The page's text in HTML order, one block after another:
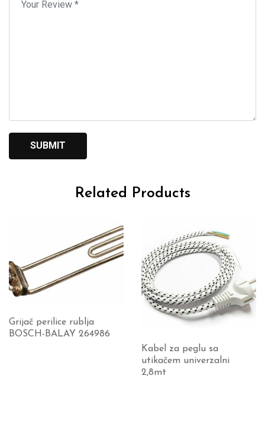
Related Products
Grijač perilice rublja
BOSCH-BALAY 264986
Kabel za peglu sa
utikačem univerzalni
2,8mt